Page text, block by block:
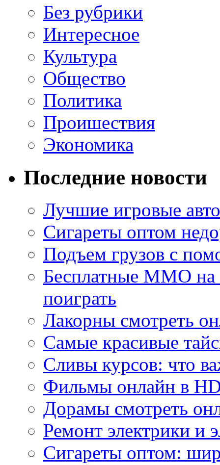
Без рубрики
Интересное
Культура
Общество
Политика
Проишествия
Экономика
Последние новости
Лучшие игровые
Сигареты оптом
Подъем грузов с
Бесплатные MMO
поиграть
Лакорны смотреть
Самые красивые
Сливы курсов: что
Фильмы онлайн в
Дорамы смотреть
Ремонт электрики и
Сигареты оптом: